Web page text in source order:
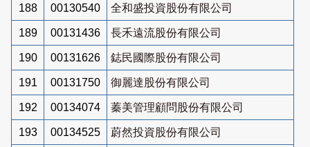
188 00130540 全和盛投資股份有限公司
189 00131436 長禾遠流股份有限公司
190 00131626 鋕民國際股份有限公司
191 00131750 御麗達股份有限公司
192 00134074 蓁美管理顧問股份有限公司
193 00134525 蔚然投資股份有限公司